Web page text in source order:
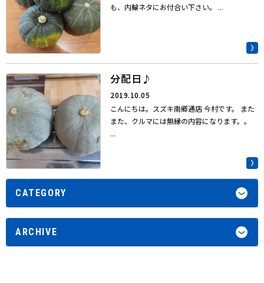
も、内輪ネタにお付合い下さい。 ...
分配日♪
2019.10.05
こんにちは。スズキ南郷通店 今村です。 また
また、クルマには無縁の内容になります。。
...
CATEGORY
ARCHIVE